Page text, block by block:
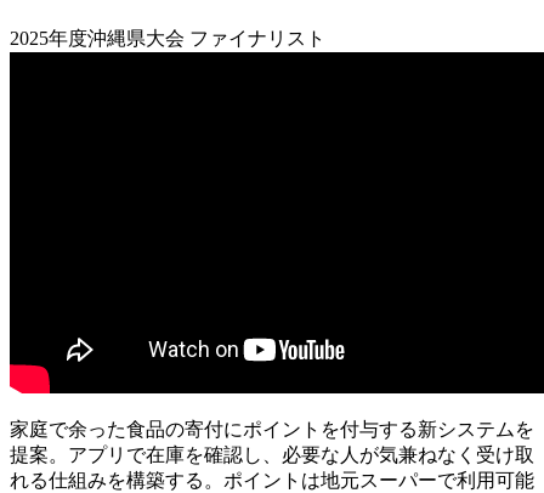
2025年度沖縄県大会 ファイナリスト
家庭で余った食品の寄付にポイントを付与する新システムを
提案。アプリで在庫を確認し、必要な人が気兼ねなく受け取
れる仕組みを構築する。ポイントは地元スーパーで利用可能